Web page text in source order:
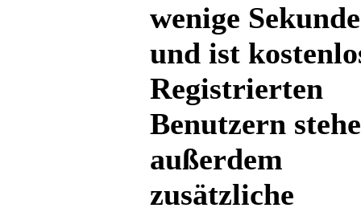
wenige
und ist
Registrierten
Benutzern
außerdem
zusätzliche